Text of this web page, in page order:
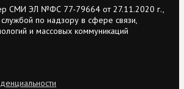
СМИ ЭЛ №ФС 77-79664 от 27.11.2020 г.,
по надзору в сфере связи,
и массовых коммуникаций